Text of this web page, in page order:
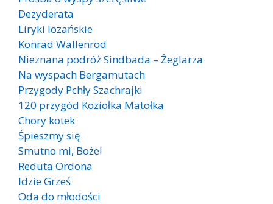
Dezyderata
Liryki lozańskie
Konrad Wallenrod
Nieznana podróż Sindbada – Żeglarza
Na wyspach Bergamutach
Przygody Pchły Szachrajki
120 przygód Koziołka Matołka
Chory kotek
Śpieszmy się
Smutno mi, Boże!
Reduta Ordona
Idzie Grześ
Oda do młodości